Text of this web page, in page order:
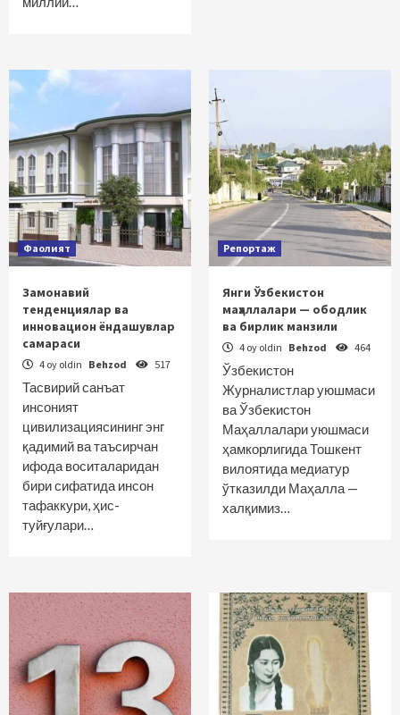
Фаолият
Замонавий
тенденциялар ва
инновацион ёндашувлар
самараси
4 oy oldin Behzod 517
Тасвирий санъат
инсоният
цивилизациясининг энг
қадимий ва таъсирчан
ифода воситаларидан
бири сифатида инсон
тафаккури, ҳис-
туйғулари…
Репортаж
Янги Ўзбекистон
маҳаллалари — ободлик
ва бирлик манзили
4 oy oldin Behzod 464
Ўзбекистон
Журналистлар уюшмаси
ва Ўзбекистон
Маҳаллалари уюшмаси
ҳамкорлигида Тошкент
вилоятида медиатур
ўтказилди Маҳалла —
халқимиз…